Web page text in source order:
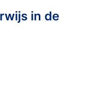
in de